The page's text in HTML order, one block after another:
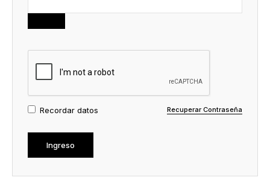
Recordar datos Recuperar Contraseña